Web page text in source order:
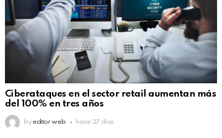
Ciberataques en el sector retail aumentan más
del 100% en tres años
by editor web hace 27 días